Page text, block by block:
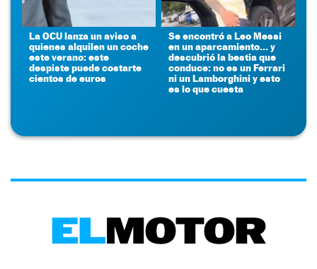
La OCU lanza un aviso a
quienes alquilen un coche
este verano: este
despiste puede costarte
cientos de euros
Se encontró a Leo Messi
en un aparcamiento... y
descubrió la bestia que
conduce: no es un Ferrari
ni un Lamborghini y esto
es lo que cuesta